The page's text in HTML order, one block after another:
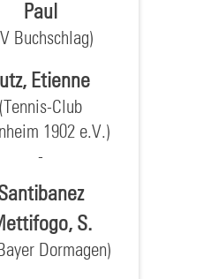
Paul
Buchschlag)
Etienne
(Tennis-Club
1902 e.V.)
S.
Dormagen)